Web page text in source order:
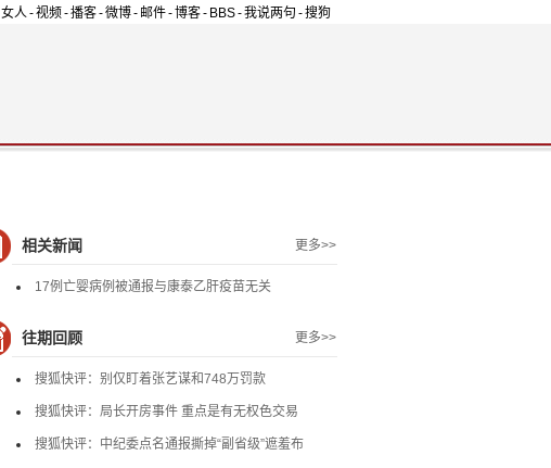
女人-视频 -播客-微博- 邮件-博客- BBS-我说两句 -搜狗
相关新闻 更多>>
17例亡婴病例被通报与康泰乙肝疫苗无关
往期回顾 更多>>
搜狐快评：别仅盯着张艺谋和748万罚款
搜狐快评：局长开房事件 重点是有无权色交易
搜狐快评：中纪委点名通报撕掉“副省级”遮羞布